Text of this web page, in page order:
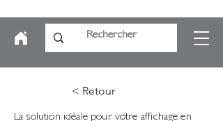
< Retour
La solution idéale pour votre affichage en